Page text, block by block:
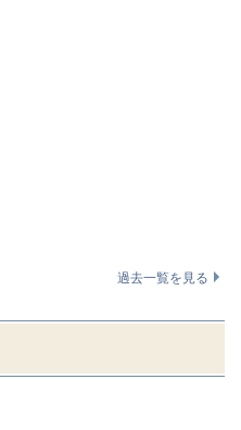
過去一覧を見る